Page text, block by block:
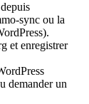
sync ou la
et enregistrer
demander un